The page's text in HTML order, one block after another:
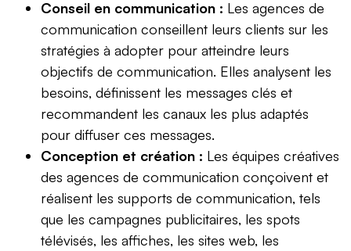
Conseil en communication : Les agences de
communication conseillent leurs clients sur les
stratégies à adopter pour atteindre leurs
objectifs de communication. Elles analysent les
besoins, définissent les messages clés et
recommandent les canaux les plus adaptés
pour diffuser ces messages.
Conception et création : Les équipes créatives
des agences de communication conçoivent et
réalisent les supports de communication, tels
que les campagnes publicitaires, les spots
télévisés, les affiches, les sites web, les